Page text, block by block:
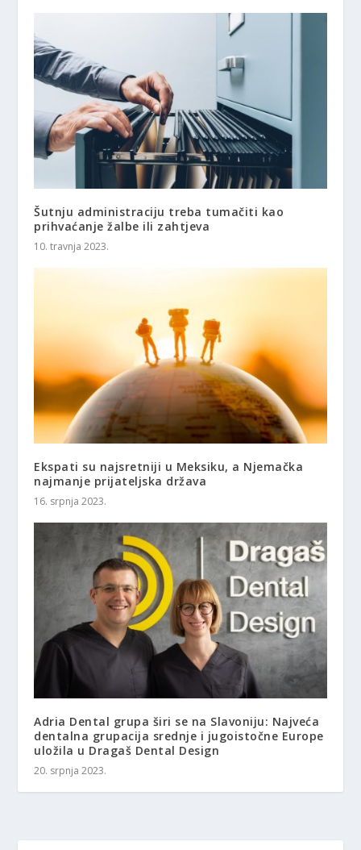
Šutnju administraciju treba tumačiti kao
prihvaćanje žalbe ili zahtjeva
10. travnja 2023.
Ekspati su najsretniji u Meksiku, a Njemačka
najmanje prijateljska država
16. srpnja 2023.
Adria Dental grupa širi se na Slavoniju: Najveća
dentalna grupacija srednje i jugoistočne Europe
uložila u Dragaš Dental Design
20. srpnja 2023.